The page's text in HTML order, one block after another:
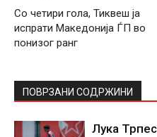
Со четири гола, Тиквеш ја
испрати Македонија ЃП во
понизог ранг
ПОВРЗАНИ СОДРЖИНИ
Лука